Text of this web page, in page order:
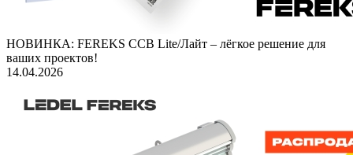
НОВИНКА: FEREKS ССВ Lite/Лайт – лёгкое решение для
ваших проектов!
14.04.2026